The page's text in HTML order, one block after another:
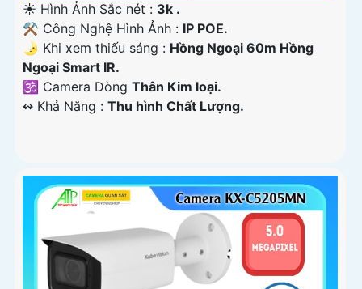
☀️ Hình Ảnh Sắc nét : 3k .
⚒ Công Nghệ Hình Ảnh : IP POE.
🌛 Khi xem thiếu sáng : Hồng Ngoại 60m Hồng
Ngoại Smart IR.
🕉️ Camera Dòng Thân Kim loại.
️↭ Khả Năng : Thu hình Chất Lượng.